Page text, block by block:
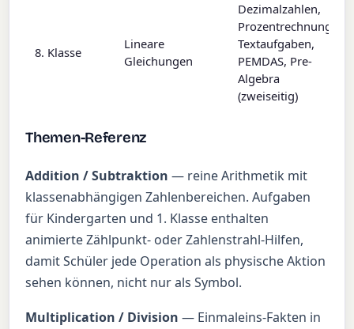
8. Klasse
Lineare
Gleichungen
Dezimalzahlen,
Prozentrechnung,
Textaufgaben,
PEMDAS, Pre-
Algebra
(zweiseitig)
Themen-Referenz
Addition / Subtraktion — reine Arithmetik mit
klassenabhängigen Zahlenbereichen. Aufgaben
für Kindergarten und 1. Klasse enthalten
animierte Zählpunkt- oder Zahlenstrahl-Hilfen,
damit Schüler jede Operation als physische Aktion
sehen können, nicht nur als Symbol.
Multiplication / Division — Einmaleins-Fakten in